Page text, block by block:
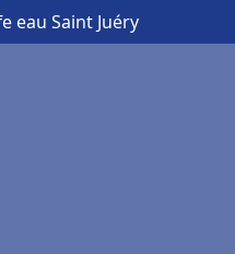
eau Saint Juéry